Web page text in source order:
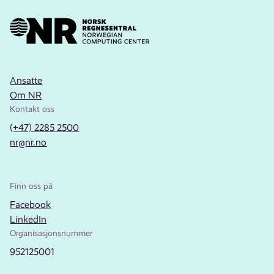
Ansatte
Om NR
Kontakt oss
(+47) 2285 2500
nr@nr.no
Finn oss på
Facebook
LinkedIn
Organisasjonsnummer
952125001